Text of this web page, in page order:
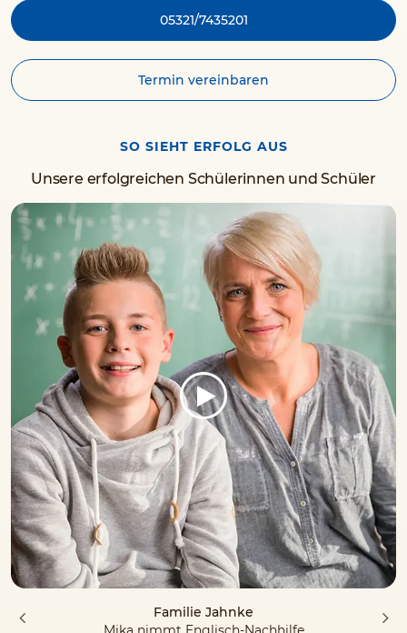
05321/7435201
Termin vereinbaren
SO SIEHT ERFOLG AUS
Unsere erfolgreichen Schülerinnen und Schüler
Familie Jahnke